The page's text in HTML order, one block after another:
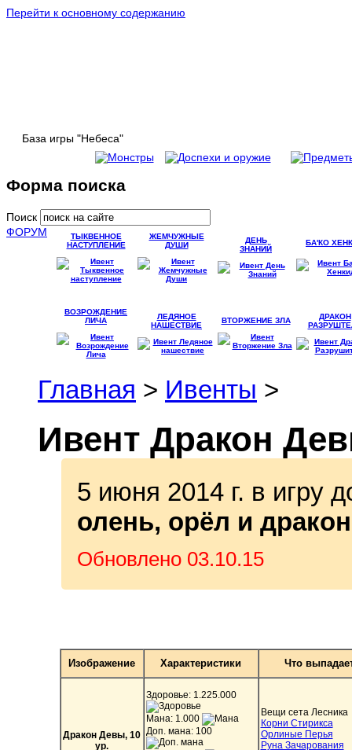
Перейти к основному содержанию
База игры "Небеса"
Форма поиска
Поиск
ФОРУМ
ТЫКВЕННОЕ
НАСТУПЛЕНИЕ
ЖЕМЧУЖНЫЕ
ДУШИ
ДЕНЬ
ЗНАНИЙ
БА'КО
ВОЗРОЖДЕНИЕ
ЛИЧА
ЛЕДЯНОЕ
НАШЕСТВИЕ
ВТОРЖЕНИЕ ЗЛА
ДРАКОН
Главная > Ивенты >
Ивент Дракон
5 июня 2014 г. в игру
олень, орёл и
Обновлено 03.10.15
Изображение Характеристики Что
Дракон Девы, 10
ур.
Здоровье: 1.225.000
Мана: 1.000
Доп. мана: 100
Вещи сета Лесника
Корни Стирикса
Орлиные Перья
Руна Зачарования